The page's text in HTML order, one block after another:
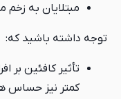
مبتلایان به زخم
توجه داشته باشید که:
تأثیر کافئین بر
کمتر نیز حساس